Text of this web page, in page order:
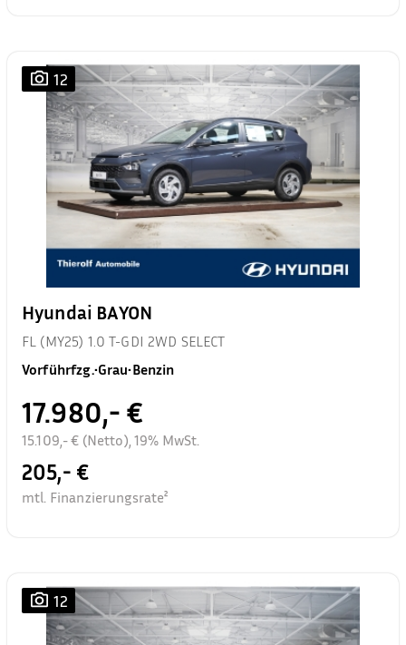
12
Hyundai BAYON
FL (MY25) 1.0 T-GDI 2WD SELECT
Vorführfzg.•Grau•Benzin
17.980,- €
15.109,- € (Netto), 19% MwSt.
205,- €
mtl. Finanzierungsrate²
12